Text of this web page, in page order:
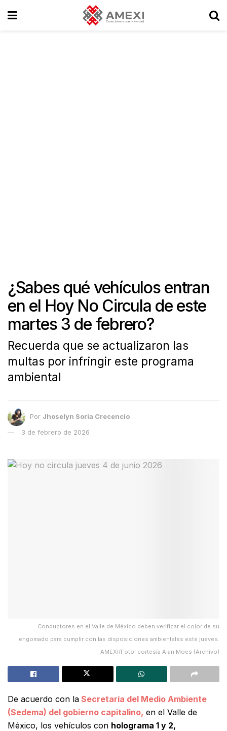
¿Sabes qué vehículos entran
en el Hoy No Circula de este
martes 3 de febrero?
Recuerda que se actualizaron las
multas por infringir este programa
ambiental
Por Jhoselyn Soria Crecencio
3 de febrero de 2026
Conductores en el Valle de México deben verificar el color de su
engomado para cumplir con las disposiciones ambientales este jueves.
AMEXI/Foto: cortesía Alan Moes (Archivo)
De acuerdo con la Secretaría del Medio Ambiente
(Sedema) del gobierno capitalino, en el Valle de
México, los vehículos con holograma 1 y 2,